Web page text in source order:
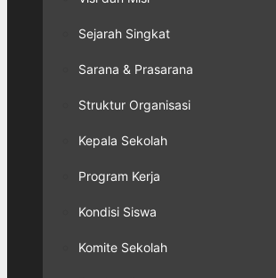
Sejarah Singkat
Sarana & Prasarana
Struktur Organisasi
Kepala Sekolah
Program Kerja
Kondisi Siswa
Komite Sekolah